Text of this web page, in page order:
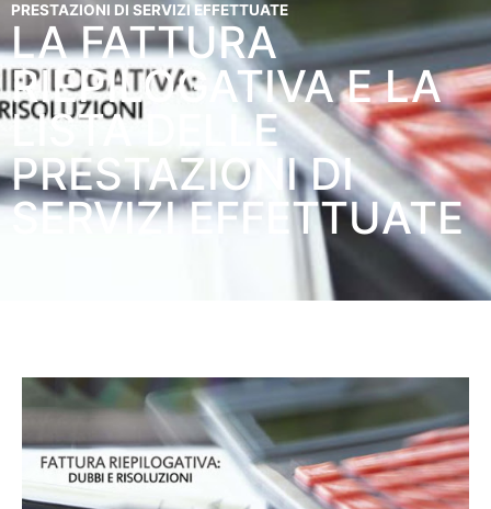
PRESTAZIONI DI SERVIZI EFFETTUATE
LA FATTURA
RIEPILOGATIVA E LA
LISTA DELLE
PRESTAZIONI DI
SERVIZI EFFETTUATE